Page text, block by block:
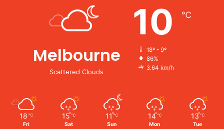
Melbourne
Scattered Clouds
10 ℃
18º - 9º
86%
3.64 km/h
18 ℃
Fri
15 ℃
Sat
11 ℃
Sun
14 ℃
Mon
13 ℃
Tue